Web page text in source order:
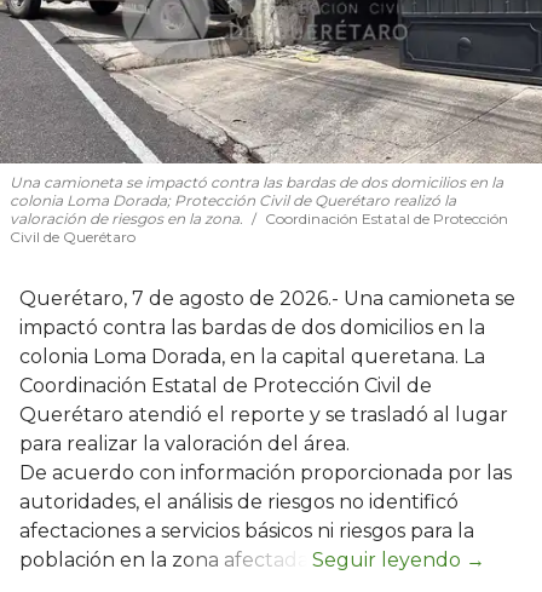
Una camioneta se impactó contra las bardas de dos domicilios en la
colonia Loma Dorada; Protección Civil de Querétaro realizó la
valoración de riesgos en la zona.
Coordinación Estatal de Protección
Civil de Querétaro
Querétaro, 7 de agosto de 2026.- Una camioneta se
impactó contra las bardas de dos domicilios en la
colonia Loma Dorada, en la capital queretana. La
Coordinación Estatal de Protección Civil de
Querétaro atendió el reporte y se trasladó al lugar
para realizar la valoración del área.
De acuerdo con información proporcionada por las
autoridades, el análisis de riesgos no identificó
afectaciones a servicios básicos ni riesgos para la
población en la zona afectada.